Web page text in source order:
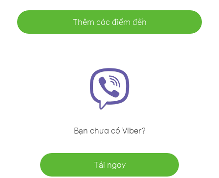
Thêm các điểm đến
Bạn chưa có Viber?
Tải ngay